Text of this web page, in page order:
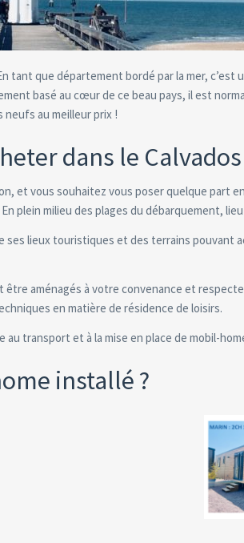
tant que département bordé par la mer,
basé au cœur de ce beau pays, il est
au meilleur prix !
dans le Calvados
et vous souhaitez vous poser quelque
plein milieu des plages du débarquement,
lieux touristiques et des terrains
aménagés à votre convenance et
en matière de résidence de loisirs.
transport et à la mise en place de mobil-
installé ?